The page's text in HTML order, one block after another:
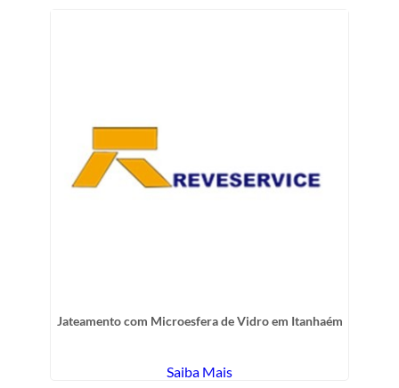
Jateamento com Microesfera de Vidro em Itanhaém
Saiba Mais